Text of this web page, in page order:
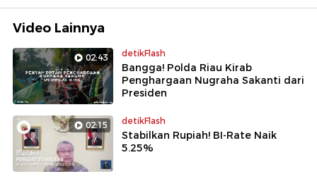
Video Lainnya
02:43 detikFlash
Bangga! Polda Riau Kirab
Penghargaan Nugraha Sakanti dari
Presiden
02:15 detikFlash
Stabilkan Rupiah! BI-Rate Naik
5.25%